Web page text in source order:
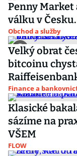
Penny Market
válku v
Obchod a služby
Velký obrat
bitcoinu
Finance a
Klasické
sázíme na
VŠEM
FLOW